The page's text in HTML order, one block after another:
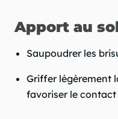
Apport au
Saupoudrer les
Griffer légèrement
favoriser le contact